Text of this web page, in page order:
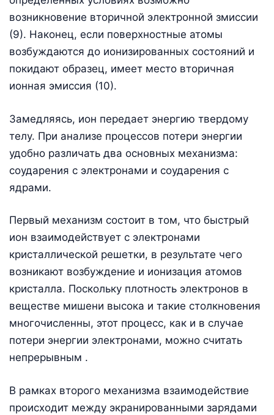
возникновение вторичной электронной змиссии
(9). Наконец, если поверхностные атомы
возбуждаются до ионизированных состояний и
покидают образец, имеет место вторичная
ионная эмиссия (10).
Замедляясь, ион передает энергию твердому
телу. При анализе процессов потери энергии
удобно различать два основных механизма:
соударения с электронами и соударения с
ядрами.
Первый механизм состоит в том, что быстрый
ион взаимодействует с электронами
кристаллической решетки, в результате чего
возникают возбуждение и ионизация атомов
кристалла. Поскольку плотность электронов в
веществе мишени высока и такие столкновения
многочисленны, этот процесс, как и в случае
потери энергии электронами, можно считать
непрерывным .
В рамках второго механизма взаимодействие
происходит между экранированными зарядами